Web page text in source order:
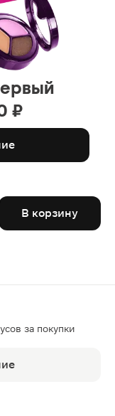
₽
В корзину
за покупки